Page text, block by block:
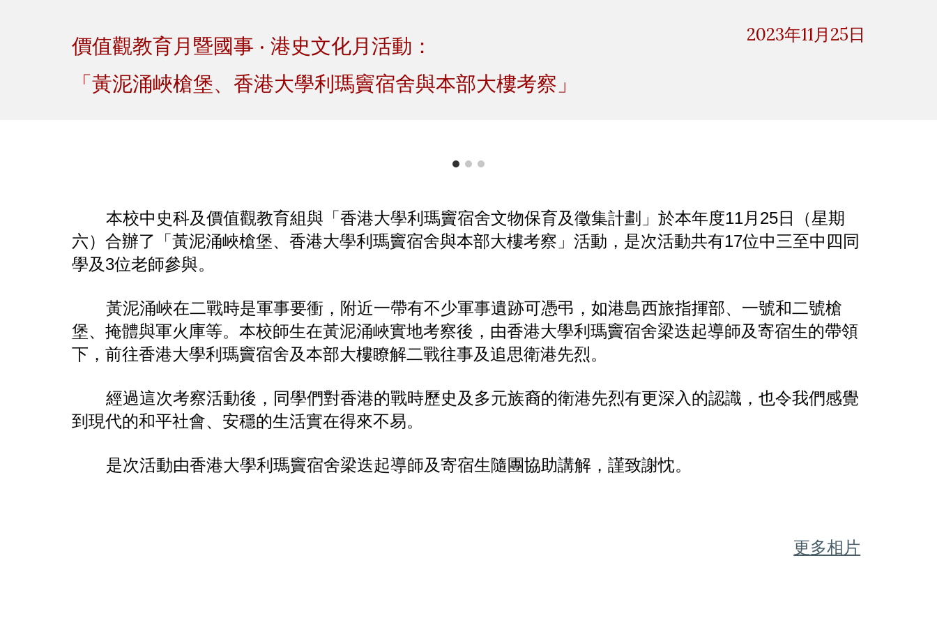
價值觀教育月暨國事 ‧ 港史文化月活動：
「黃泥涌峽槍堡、香港大學利瑪竇宿舍與本部大樓考察」
2023年11月25日
本校中史科及價值觀教育組與「香港大學利瑪竇宿舍文物保育及徵集計劃」於本年度11月25日（星期
六）合辦了「黃泥涌峽槍堡、香港大學利瑪竇宿舍與本部大樓考察」活動，是次活動共有17位中三至中四同
學及3位老師參與。
黃泥涌峽在二戰時是軍事要衝，附近一帶有不少軍事遺跡可憑弔，如港島西旅指揮部、一號和二號槍
堡、掩體與軍火庫等。本校師生在黃泥涌峽實地考察後，由香港大學利瑪竇宿舍梁迭起導師及寄宿生的帶領
下，前往香港大學利瑪竇宿舍及本部大樓瞭解二戰往事及追思衛港先烈。
經過這次考察活動後，同學們對香港的戰時歷史及多元族裔的衛港先烈有更深入的認識，也令我們感覺
到現代的和平社會、安穩的生活實在得來不易。
是次活動由香港大學利瑪竇宿舍梁迭起導師及寄宿生隨團協助講解，謹致謝忱。
更多相片